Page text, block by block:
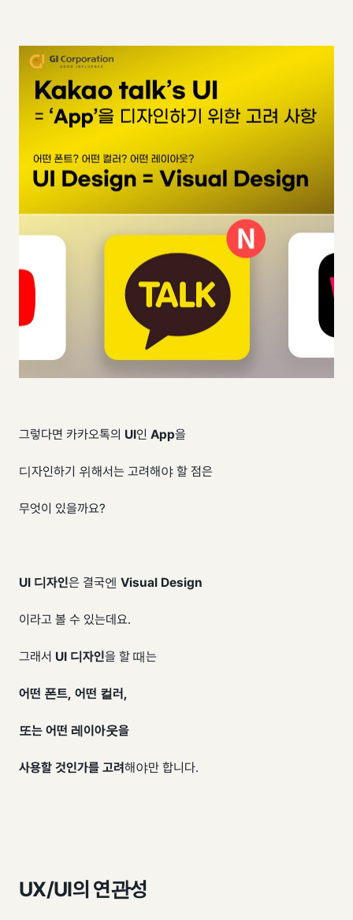
그렇다면 카카오톡의 UI인 App을
디자인하기 위해서는 고려해야 할 점은
무엇이 있을까요?
UI 디자인은 결국엔 Visual Design
이라고 볼 수 있는데요.
그래서 UI 디자인을 할 때는
어떤 폰트, 어떤 컬러,
또는 어떤 레이아웃을
사용할 것인가를 고려해야만 합니다.
UX/UI의 연관성